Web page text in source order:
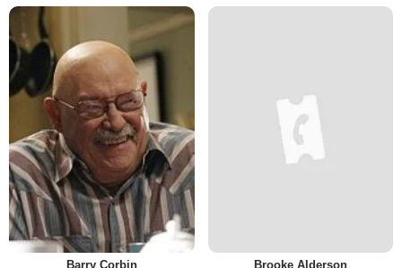
Barry Corbin Brooke Alderson